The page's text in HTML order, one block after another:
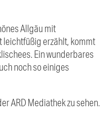
Allgäu mit
leichtfüßig erzählt, kommt
Ein wunderbares
noch so einiges
ARD Mediathek zu sehen.